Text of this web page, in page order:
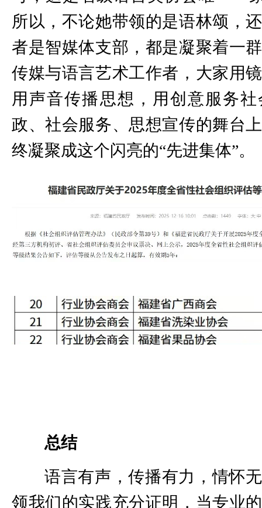
所以，不论她带领的是语林颂，
者是智媒体支部，都是凝聚着一
传媒与语言艺术工作者，大家用
用声音传播思想，用创意服务
政、社会服务、思想宣传的舞台
终凝聚成这个闪亮的“先进集体”。
总结
语言有声，传播有力，情怀
领我们的实践充分证明，当专业